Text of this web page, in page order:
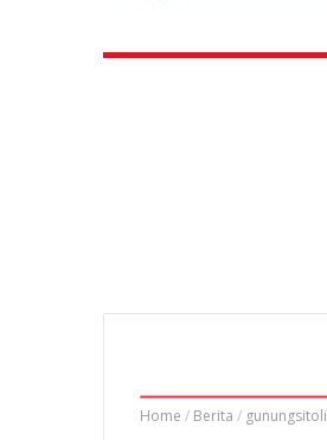
Home / Berita / gunungsitoli